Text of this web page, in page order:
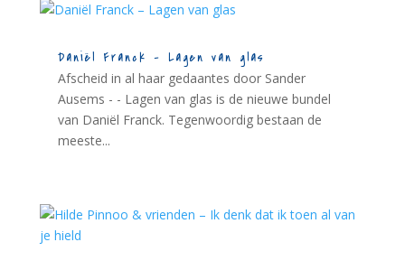
Daniël Franck – Lagen van glas
Afscheid in al haar gedaantes door Sander
Ausems - - Lagen van glas is de nieuwe bundel
van Daniël Franck. Tegenwoordig bestaan de
meeste...